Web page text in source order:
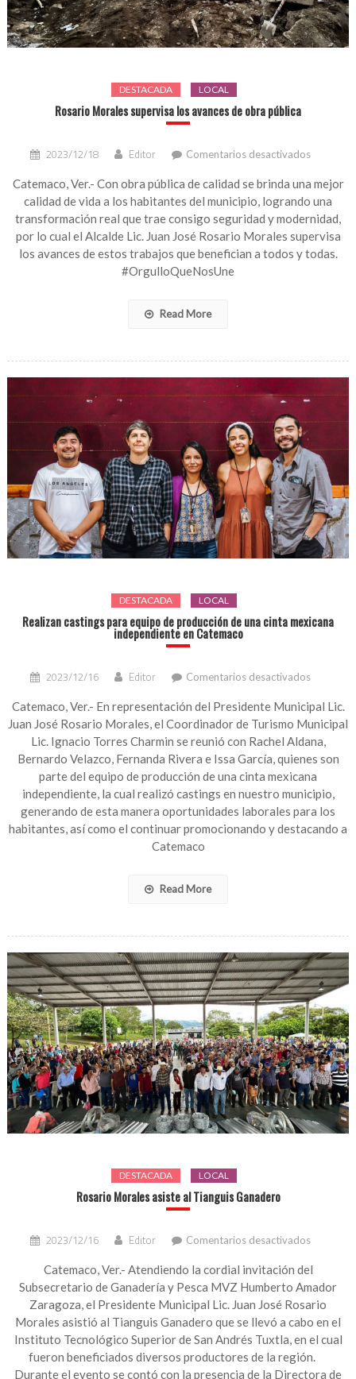
DESTACADA LOCAL
Rosario Morales supervisa los avances de obra pública
2023/12/18 Editor Comentarios desactivadosen
Morales
avances
de
obra
Catemaco, Ver.- Con obra pública de calidad se brinda una mejor
calidad de vida a los habitantes del municipio, logrando una
transformación real que trae consigo seguridad y modernidad,
por lo cual el Alcalde Lic. Juan José Rosario Morales supervisa
los avances de estos trabajos que benefician a todos y todas.
#OrgulloQueNosUne
Read More
DESTACADA LOCAL
Realizan castings para equipo de producción de una cinta mexicana
independiente en Catemaco
2023/12/16 Editor Comentarios desactivadosen
castings
para
equipo
de
de
una
cinta
mexicana
Catemaco, Ver.- En representación del Presidente Municipal Lic.
Juan José Rosario Morales, el Coordinador de Turismo Municipal
Lic. Ignacio Torres Charmin se reunió con Rachel Aldana,
Bernardo Velazco, Fernanda Rivera e Issa García, quienes son
parte del equipo de producción de una cinta mexicana
independiente, la cual realizó castings en nuestro municipio,
generando de esta manera oportunidades laborales para los
habitantes, así como el continuar promocionando y destacando a
Catemaco
Read More
DESTACADA LOCAL
Rosario Morales asiste al Tianguis Ganadero
2023/12/16 Editor Comentarios desactivadosen
Morales
asiste
Tianguis
Ganadero
Catemaco, Ver.- Atendiendo la cordial invitación del
Subsecretario de Ganadería y Pesca MVZ Humberto Amador
Zaragoza, el Presidente Municipal Lic. Juan José Rosario
Morales asistió al Tianguis Ganadero que se llevó a cabo en el
Instituto Tecnológico Superior de San Andrés Tuxtla, en el cual
fueron beneficiados diversos productores de la región.
Durante el evento se contó con la presencia de la Directora de